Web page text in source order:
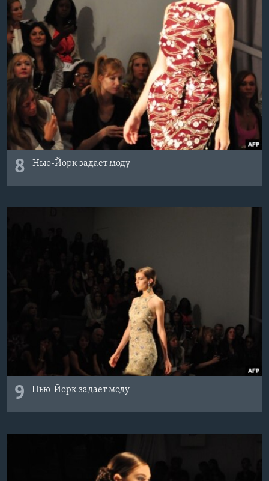
8 Нью-Йорк задает моду
9 Нью-Йорк задает моду